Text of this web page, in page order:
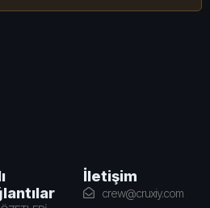
İletişim
crew@cruxiy.com